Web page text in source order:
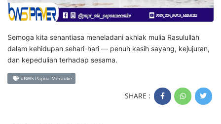
Semoga kita senantiasa meneladani akhlak mulia Rasulullah
dalam kehidupan sehari-hari — penuh kasih sayang, kejujuran,
dan kepedulian terhadap sesama.
#BWS Papua Merauke
SHARE :